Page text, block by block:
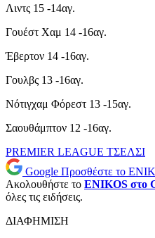
Λιντς 15 -14αγ.
Γουέστ Χαμ 14 -16αγ.
Έβερτον 14 -16αγ.
Γουλβς 13 -16αγ.
Νότιγχαμ Φόρεστ 13 -15αγ.
Σαουθάμπτον 12 -16αγ.
PREMIER LEAGUE ΤΣΕΛΣΙ
Google Προσθέστε το
Ακολουθήστε το ENIKOS στο
όλες τις ειδήσεις.
ΔΙΑΦΗΜΙΣΗ